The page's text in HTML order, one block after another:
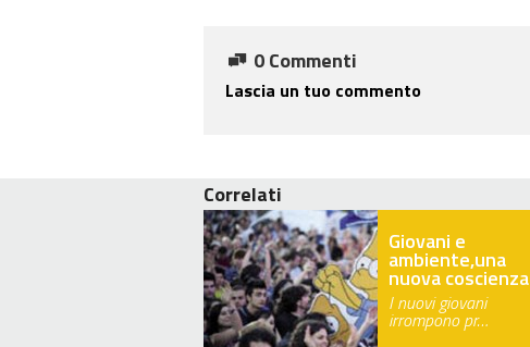
0 Commenti
Lascia un tuo commento
Correlati
Giovani e
ambiente,una
nuova coscienza
I nuovi giovani
irrompono pr…